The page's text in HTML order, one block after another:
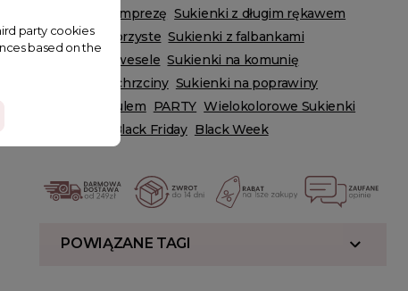
Sukienki na imprezę Sukienki z długim rękawem
Sukienki wzorzyste Sukienki z falbankami
Sukienki na wesele Sukienki na komunię
Sukienki na chrzciny Sukienki na poprawiny
Sukienki z tiulem PARTY Wielokolorowe Sukienki
Black Friday Black Week
POWIĄZANE TAGI
party cookies
based on the